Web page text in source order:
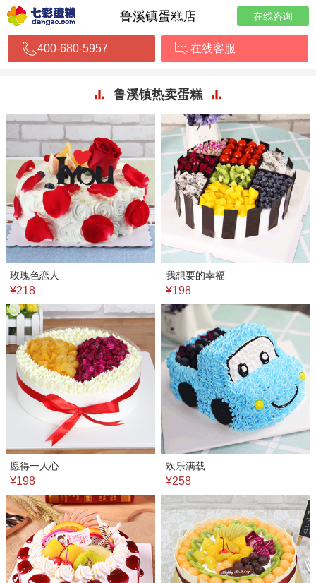
鲁溪镇蛋糕店 在线咨询
400-680-5957 在线客服
鲁溪镇热卖蛋糕
玫瑰色恋人
¥218
我想要的幸福
¥198
愿得一人心
¥198
欢乐满载
¥258